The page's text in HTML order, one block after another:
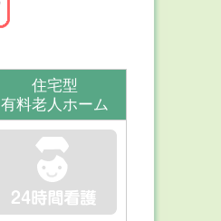
住宅型
有料老人ホーム